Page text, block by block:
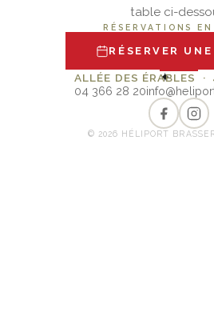
table ci-
RÉSERVATIONS
RÉSERVER
✦
ALLÉE DES ÉRABLES
04 366 28 20
© 2026 HÉLIPORT